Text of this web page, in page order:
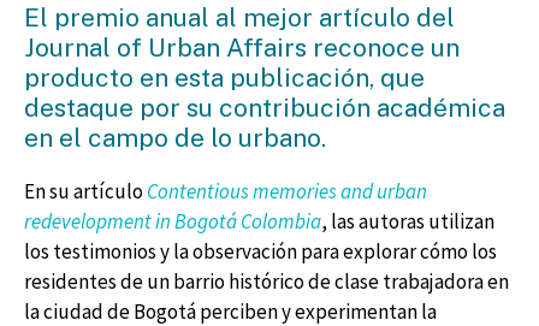
El premio anual al mejor artículo del
Journal of Urban Affairs reconoce un
producto en esta publicación, que
destaque por su contribución académica
en el campo de lo urbano.
En su artículoContentious memories and urban
redevelopment in Bogotá Colombia, las autoras utilizan
los testimonios y la observación para explorar cómo los
residentes de un barrio histórico de clase trabajadora en
la ciudad de Bogotá perciben y experimentan la